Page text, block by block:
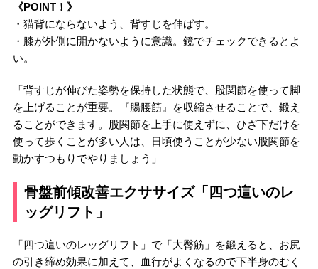
《POINT！》
・猫背にならないよう、背すじを伸ばす。
・膝が外側に開かないように意識。鏡でチェックできるとよ
い。
「背すじが伸びた姿勢を保持した状態で、股関節を使って脚
を上げることが重要。『腸腰筋』を収縮させることで、鍛え
ることができます。股関節を上手に使えずに、ひざ下だけを
使って歩くことが多い人は、日頃使うことが少ない股関節を
動かすつもりでやりましょう」
骨盤前傾改善エクササイズ「四つ這いのレ
ッグリフト」
「四つ這いのレッグリフト」で「大臀筋」を鍛えると、お尻
の引き締め効果に加えて、血行がよくなるので下半身のむく